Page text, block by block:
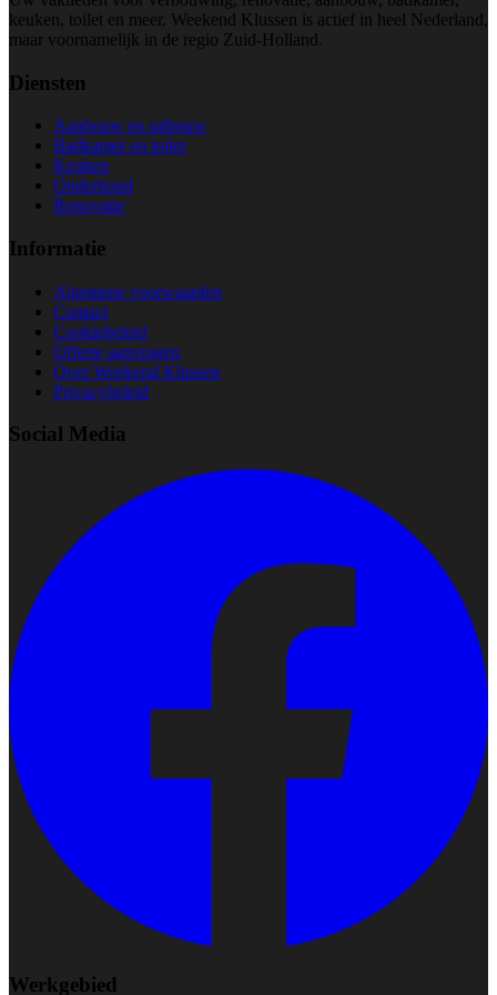
keuken, toilet en meer. Weekend Klussen is actief in heel Nederland,
maar voornamelijk in de regio Zuid-Holland.
Diensten
Aanbouw en uitbouw
Badkamer en toilet
Keuken
Onderhoud
Renovatie
Informatie
Algemene voorwaarden
Contact
Cookiebeleid
Offerte aanvragen
Over Weekend Klussen
Privacybeleid
Social Media
Werkgebied